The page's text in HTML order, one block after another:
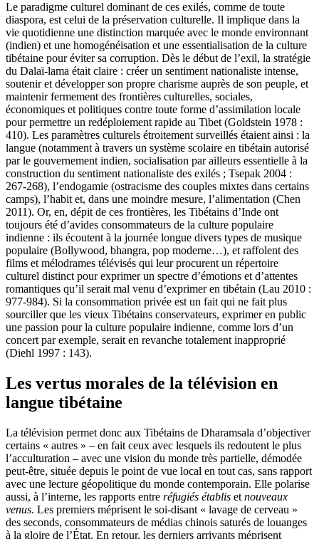
Le paradigme culturel dominant de ces exilés, comme de toute
diaspora, est celui de la préservation culturelle. Il implique dans la
vie quotidienne une distinction marquée avec le monde environnant
(indien) et une homogénéisation et une essentialisation de la culture
tibétaine pour éviter sa corruption. Dès le début de l’exil, la stratégie
du Dalaï-lama était claire : créer un sentiment nationaliste intense,
soutenir et développer son propre charisme auprès de son peuple, et
maintenir fermement des frontières culturelles, sociales,
économiques et politiques contre toute forme d’assimilation locale
pour permettre un redéploiement rapide au Tibet (Goldstein 1978 :
410). Les paramètres culturels étroitement surveillés étaient ainsi : la
langue (notamment à travers un système scolaire en tibétain autorisé
par le gouvernement indien, socialisation par ailleurs essentielle à la
construction du sentiment nationaliste des exilés ; Tsepak 2004 :
267-268), l’endogamie (ostracisme des couples mixtes dans certains
camps), l’habit et, dans une moindre mesure, l’alimentation (Chen
2011). Or, en, dépit de ces frontières, les Tibétains d’Inde ont
toujours été d’avides consommateurs de la culture populaire
indienne : ils écoutent à la journée longue divers types de musique
populaire (Bollywood, bhangra, pop moderne…), et raffolent des
films et mélodrames télévisés qui leur procurent un répertoire
culturel distinct pour exprimer un spectre d’émotions et d’attentes
romantiques qu’il serait mal venu d’exprimer en tibétain (Lau 2010 :
977-984). Si la consommation privée est un fait qui ne fait plus
sourciller que les vieux Tibétains conservateurs, exprimer en public
une passion pour la culture populaire indienne, comme lors d’un
concert par exemple, serait en revanche totalement inapproprié
(Diehl 1997 : 143).
Les vertus morales de la télévision en
langue tibétaine
La télévision permet donc aux Tibétains de Dharamsala d’objectiver
certains « autres » – en fait ceux avec lesquels ils redoutent le plus
l’acculturation – avec une vision du monde très partielle, démodée
peut-être, située depuis le point de vue local en tout cas, sans rapport
avec une lecture géopolitique du monde contemporain. Elle polarise
aussi, à l’interne, les rapports entre réfugiés établis et nouveaux
venus. Les premiers méprisent le soi-disant « lavage de cerveau »
des seconds, consommateurs de médias chinois saturés de louanges
à la gloire de l’État. En retour, les derniers arrivants méprisent